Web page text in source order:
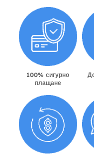
100% сигурно
плащане